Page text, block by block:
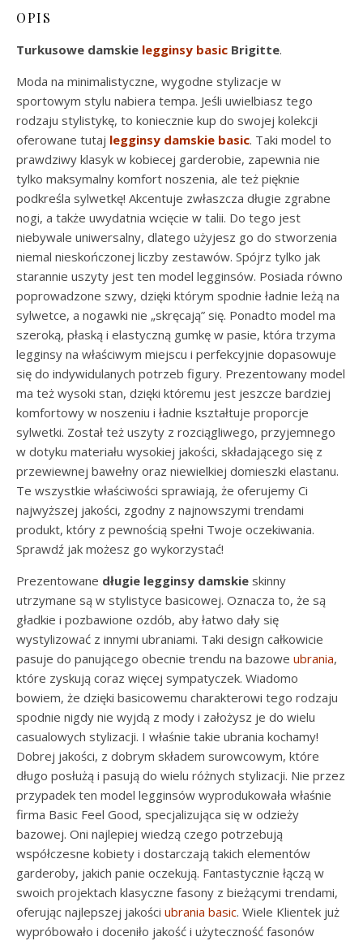
OPIS
Turkusowe damskie legginsy basic Brigitte.
Moda na minimalistyczne, wygodne stylizacje w
sportowym stylu nabiera tempa. Jeśli uwielbiasz tego
rodzaju stylistykę, to koniecznie kup do swojej kolekcji
oferowane tutaj legginsy damskie basic. Taki model to
prawdziwy klasyk w kobiecej garderobie, zapewnia nie
tylko maksymalny komfort noszenia, ale też pięknie
podkreśla sylwetkę! Akcentuje zwłaszcza długie zgrabne
nogi, a także uwydatnia wcięcie w talii. Do tego jest
niebywale uniwersalny, dlatego użyjesz go do stworzenia
niemal nieskończonej liczby zestawów. Spójrz tylko jak
starannie uszyty jest ten model legginsów. Posiada równo
poprowadzone szwy, dzięki którym spodnie ładnie leżą na
sylwetce, a nogawki nie „skręcają” się. Ponadto model ma
szeroką, płaską i elastyczną gumkę w pasie, która trzyma
legginsy na właściwym miejscu i perfekcyjnie dopasowuje
się do indywidulanych potrzeb figury. Prezentowany model
ma też wysoki stan, dzięki któremu jest jeszcze bardziej
komfortowy w noszeniu i ładnie kształtuje proporcje
sylwetki. Został też uszyty z rozciągliwego, przyjemnego
w dotyku materiału wysokiej jakości, składającego się z
przewiewnej bawełny oraz niewielkiej domieszki elastanu.
Te wszystkie właściwości sprawiają, że oferujemy Ci
najwyższej jakości, zgodny z najnowszymi trendami
produkt, który z pewnością spełni Twoje oczekiwania.
Sprawdź jak możesz go wykorzystać!
Prezentowane długie legginsy damskie skinny
utrzymane są w stylistyce basicowej. Oznacza to, że są
gładkie i pozbawione ozdób, aby łatwo dały się
wystylizować z innymi ubraniami. Taki design całkowicie
pasuje do panującego obecnie trendu na bazowe ubrania,
które zyskują coraz więcej sympatyczek. Wiadomo
bowiem, że dzięki basicowemu charakterowi tego rodzaju
spodnie nigdy nie wyjdą z mody i założysz je do wielu
casualowych stylizacji. I właśnie takie ubrania kochamy!
Dobrej jakości, z dobrym składem surowcowym, które
długo posłużą i pasują do wielu różnych stylizacji. Nie przez
przypadek ten model legginsów wyprodukowała właśnie
firma Basic Feel Good, specjalizująca się w odzieży
bazowej. Oni najlepiej wiedzą czego potrzebują
współczesne kobiety i dostarczają takich elementów
garderoby, jakich panie oczekują. Fantastycznie łączą w
swoich projektach klasyczne fasony z bieżącymi trendami,
oferując najlepszej jakości ubrania basic. Wiele Klientek już
wypróbowało i doceniło jakość i użyteczność fasonów